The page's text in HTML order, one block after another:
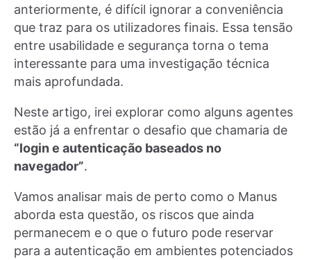
anteriormente, é difícil ignorar a conveniência
que traz para os utilizadores finais. Essa tensão
entre usabilidade e segurança torna o tema
interessante para uma investigação técnica
mais aprofundada.
Neste artigo, irei explorar como alguns agentes
estão já a enfrentar o desafio que chamaria de
“login e autenticação baseados no
navegador”.
Vamos analisar mais de perto como o Manus
aborda esta questão, os riscos que ainda
permanecem e o que o futuro pode reservar
para a autenticação em ambientes potenciados